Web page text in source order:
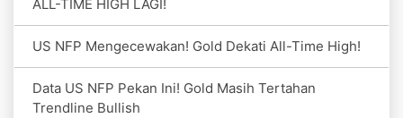
ALL-TIME HIGH LAGI!
US NFP Mengecewakan! Gold Dekati All-Time High!
Data US NFP Pekan Ini! Gold Masih Tertahan
Trendline Bullish